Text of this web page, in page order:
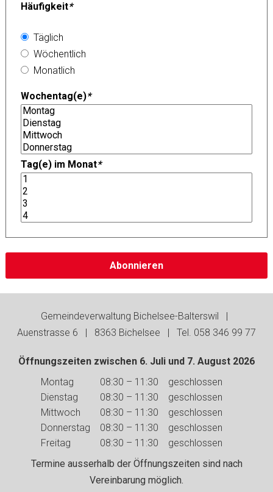
Häufigkeit*
Täglich
Wöchentlich
Monatlich
Wochentag(e)*
Tag(e) im Monat*
Abonnieren
Gemeindeverwaltung Bichelsee-Balterswil |
Auenstrasse 6 | 8363 Bichelsee | Tel. 058 346 99 77
Öffnungszeiten zwischen 6. Juli und 7. August 2026
Wochentag
Vormittag Nachmittag
Montag 08:30 – 11:30
geschlossen
Dienstag
08:30 – 11:30
geschlossen
Mittwoch
08:30 – 11:30
geschlossen
Donnerstag
08:30 – 11:30
geschlossen
Freitag
08:30 – 11:30
geschlossen
Termine ausserhalb der Öffnungszeiten sind nach
Vereinbarung möglich.